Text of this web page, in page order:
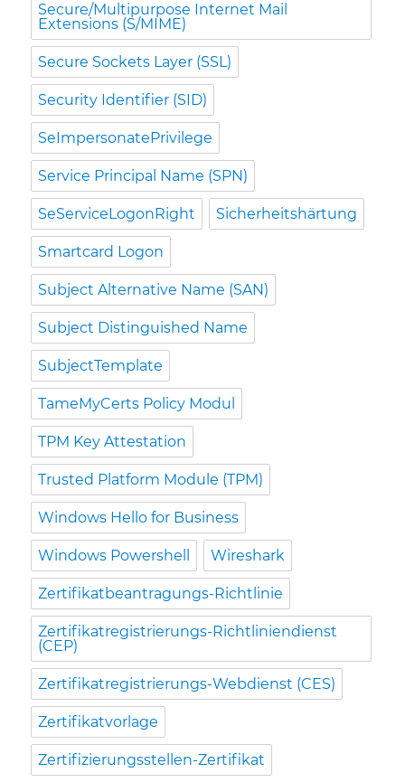
Secure/Multipurpose Internet Mail
Extensions (S/MIME)
Secure Sockets Layer (SSL)
Security Identifier (SID)
SeImpersonatePrivilege
Service Principal Name (SPN)
SeServiceLogonRight Sicherheitshärtung
Smartcard Logon
Subject Alternative Name (SAN)
Subject Distinguished Name
SubjectTemplate
TameMyCerts Policy Modul
TPM Key Attestation
Trusted Platform Module (TPM)
Windows Hello for Business
Windows Powershell Wireshark
Zertifikatbeantragungs-Richtlinie
Zertifikatregistrierungs-Richtliniendienst
(CEP)
Zertifikatregistrierungs-Webdienst (CES)
Zertifikatvorlage
Zertifizierungsstellen-Zertifikat